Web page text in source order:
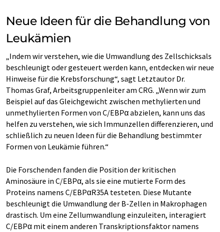
Neue Ideen für die Behandlung von
Leukämien
„Indem wir verstehen, wie die Umwandlung des Zellschicksals
beschleunigt oder gesteuert werden kann, entdecken wir neue
Hinweise für die Krebsforschung“, sagt Letztautor Dr.
Thomas Graf, Arbeitsgruppenleiter am CRG. „Wenn wir zum
Beispiel auf das Gleichgewicht zwischen methylierten und
unmethylierten Formen von C/EBPα abzielen, kann uns das
helfen zu verstehen, wie sich Immunzellen differenzieren, und
schließlich zu neuen Ideen für die Behandlung bestimmter
Formen von Leukämie führen.“
Die Forschenden fanden die Position der kritischen
Aminosäure in C/EBPα, als sie eine mutierte Form des
Proteins namens C/EBPαR35A testeten. Diese Mutante
beschleunigt die Umwandlung der B-Zellen in Makrophagen
drastisch. Um eine Zellumwandlung einzuleiten, interagiert
C/EBPα mit einem anderen Transkriptionsfaktor namens